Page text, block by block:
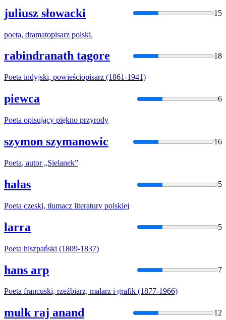
juliusz słowacki 15
poeta, dramatopisarz polski.
rabindranath tagore 18
Poeta indyjski, powieściopisarz (1861-1941)
piewca 6
Poeta opisujący piękno przyrody
szymon szymanowic 16
Poeta, autor „Sielanek”
hałas 5
Poeta czeski, tłumacz literatury polskiej
larra 5
Poeta hiszpański (1809-1837)
hans arp 7
Poeta francuski, rzeźbiarz, malarz i grafik (1877-1966)
mulk raj anand 12